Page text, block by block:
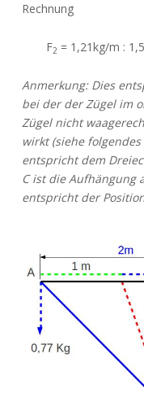
Rechnung
F2 = 1,21kg/m :
Anmerkung: Dies
bei der der Zügel im
Zügel nicht
wirkt (siehe
entspricht dem
C ist die Aufhängung
entspricht der